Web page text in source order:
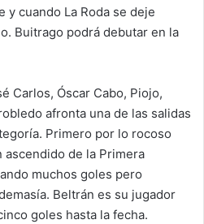
y cuando La Roda se deje
Buitrago podrá debutar en la
Carlos, Óscar Cabo, Piojo,
afronta una de las salidas
Primero por lo rocoso
de la Primera
muchos goles pero
Beltrán es su jugador
goles hasta la fecha.